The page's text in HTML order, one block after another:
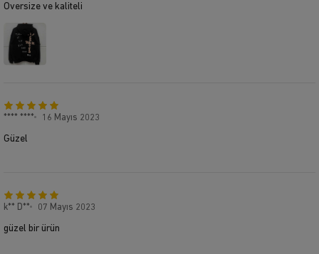
Oversize ve kaliteli
**** **** 16 Mayıs 2023
Güzel
k** D** 07 Mayıs 2023
güzel bir ürün